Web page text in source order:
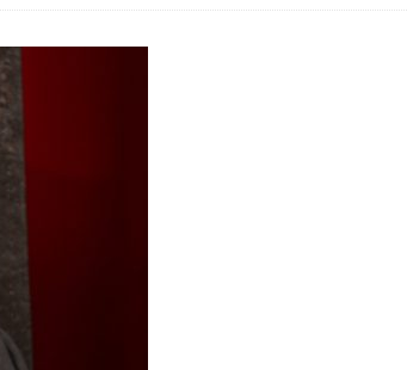
le temps n’existait pas ? ARTICLES RÉÇENTS
méditerranéen : un bouclier contre
solaire : l’Afrique passe de la pénurie à